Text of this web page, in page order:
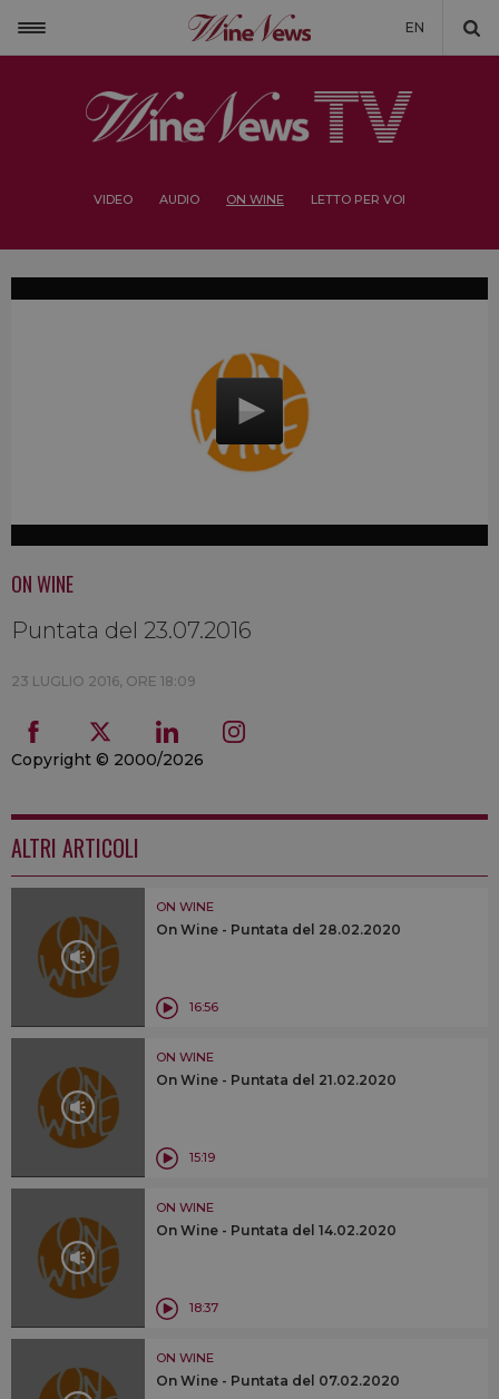
EN
VIDEO AUDIO ON WINE LETTO PER VOI
ON WINE
Puntata del 23.07.2016
23 LUGLIO 2016, ORE 18:09
Copyright © 2000/2026
ALTRI ARTICOLI
ON WINE
On Wine - Puntata del 28.02.2020
16:56
ON WINE
On Wine - Puntata del 21.02.2020
15:19
ON WINE
On Wine - Puntata del 14.02.2020
18:37
ON WINE
On Wine - Puntata del 07.02.2020